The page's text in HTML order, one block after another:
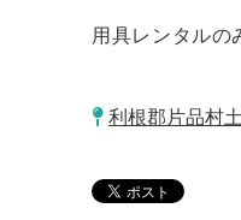
用具レンタルの
利根郡片品村